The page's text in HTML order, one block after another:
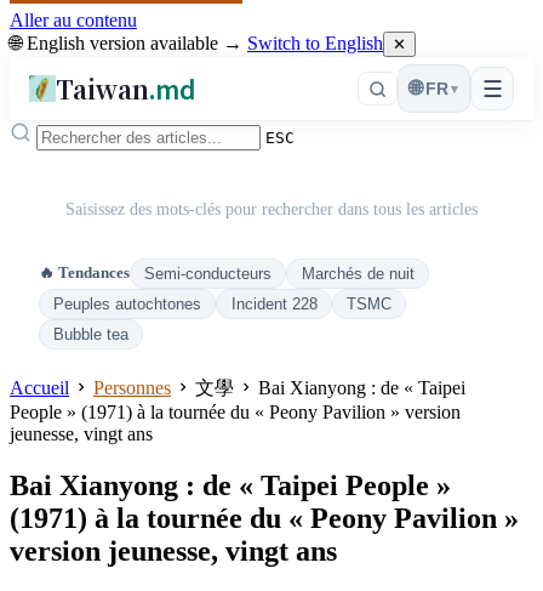
Aller au contenu
🌐 English version available → Switch to English ✕
Taiwan.md ☰
🌐 FR ▾
ESC
Saisissez des mots-clés pour rechercher dans tous les articles
🔥 Tendances Semi-conducteurs
Marchés de nuit
Peuples autochtones
Incident 228
TSMC
Bubble tea
Accueil Personnes 文學
Bai Xianyong : de « Taipei
People » (1971) à la tournée du « Peony Pavilion » version
jeunesse, vingt ans
Bai Xianyong : de « Taipei People »
(1971) à la tournée du « Peony Pavilion »
version jeunesse, vingt ans